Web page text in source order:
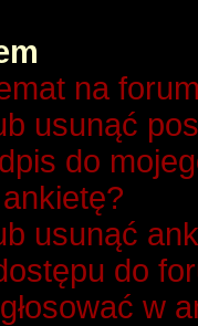
na
usunąć
do
usunąć
do
w